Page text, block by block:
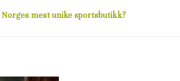
mest unike sportsbutikk?